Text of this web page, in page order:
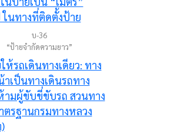
บ-36
“ป้ายจำกัดความยาว”